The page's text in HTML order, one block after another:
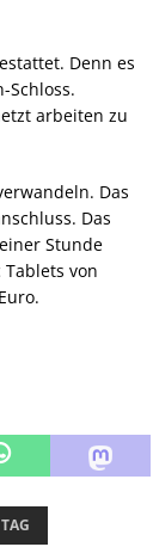
Denn es
Schloss.
arbeiten zu
Das
Das
Stunde
von
TAG